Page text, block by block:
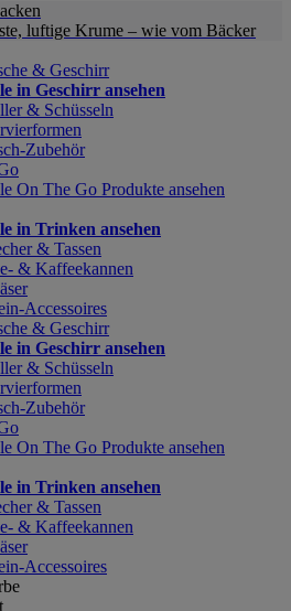
luftige Krume – wie vom Bäcker
& Geschirr
in Geschirr ansehen
& Schüsseln
Zubehör
On The Go Produkte ansehen
in Trinken ansehen
& Tassen
& Kaffeekannen
Accessoires
& Geschirr
in Geschirr ansehen
& Schüsseln
Zubehör
On The Go Produkte ansehen
in Trinken ansehen
& Tassen
& Kaffeekannen
Accessoires